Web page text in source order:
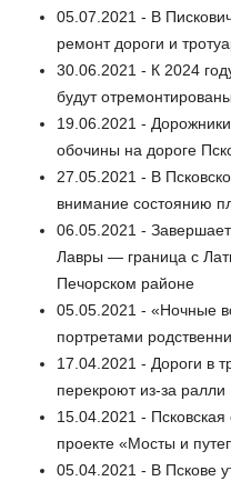
05.07.2021 - В
ремонт дороги и
30.06.2021 - К 2024
будут отремонтированы
19.06.2021 -
обочины на дороге
27.05.2021 - В
внимание состоянию
06.05.2021 -
Лавры — граница с
Печорском районе
05.05.2021 - «Ночные
портретами
17.04.2021 - Дороги в
перекроют из-за ралли
15.04.2021 - Псковская
проекте «Мосты и
05.04.2021 - В Пскове